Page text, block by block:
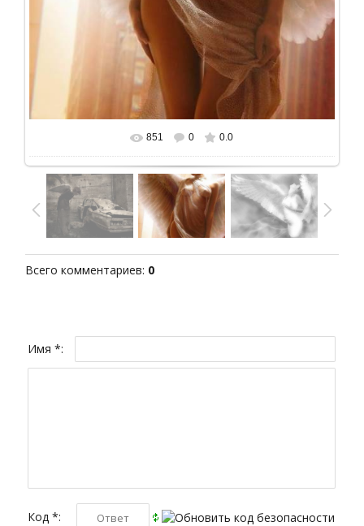
В реальном размере 598x800
851 0 0.0
Всего комментариев: 0
Имя *:
Код *: